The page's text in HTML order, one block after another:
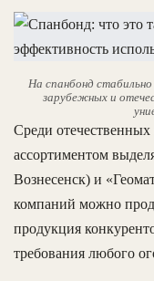
На спанбонд
зарубежных и
Среди
ассортиментом
Вознесенск) и
компаний можно
продукция
требования любого